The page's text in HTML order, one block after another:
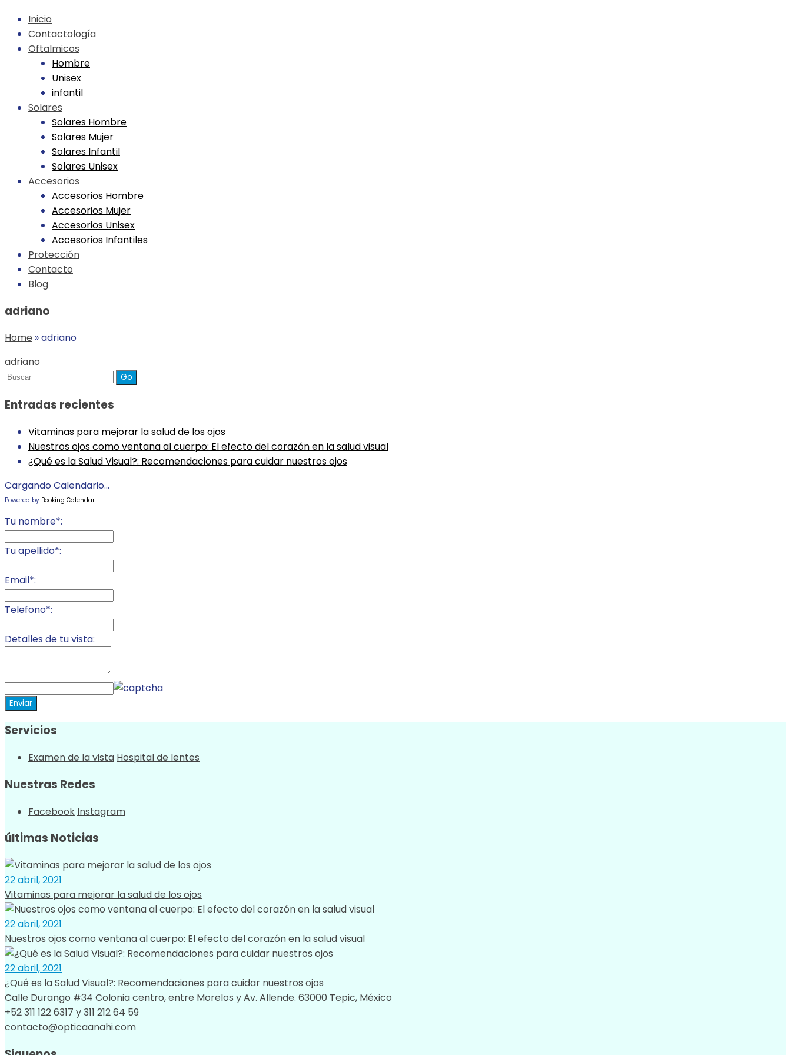
Skip
content
Inicio
Contactología
Oftalmicos
Hombre
Unisex
infantil
Solares
Solares Hombre
Solares Mujer
Solares Infantil
Solares Unisex
Accesorios
Accesorios Hombre
Accesorios Mujer
Accesorios Unisex
Accesorios Infantiles
Protección
Contacto
Blog
adriano
Home »adriano
adriano
Buscar
Entradas recientes
Vitaminas para mejorar la salud de los ojos
Nuestros ojos como ventana al cuerpo: El efecto del corazón en la salud visual
¿Qué es la Salud Visual?: Recomendaciones para cuidar nuestros ojos
Cargando Calendario...
Powered by Booking Calendar
Tu nombre*:
Tu apellido*:
Email*:
Telefono*:
Detalles de tu vista:
Enviar
Servicios
Examen de la vista Hospital de lentes
Nuestras Redes
Facebook Instagram
últimas Noticias
22 abril, 2021
Vitaminas para mejorar la salud de los ojos
22 abril, 2021
Nuestros ojos como ventana al cuerpo: El efecto del corazón en la salud visual
22 abril, 2021
¿Qué es la Salud Visual?: Recomendaciones para cuidar nuestros ojos
Calle Durango #34 Colonia centro, entre Morelos y Av. Allende. 63000 Tepic, México
+52 311 122 6317 y 311 212 64 59
contacto@opticaanahi.com